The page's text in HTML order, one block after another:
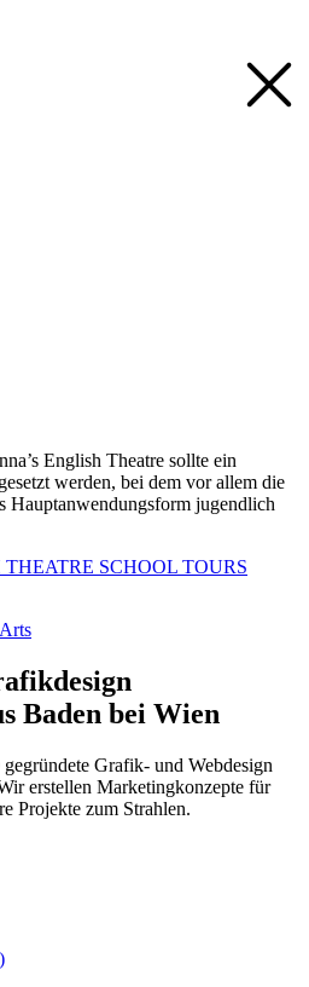
English Theatre sollte ein
werden, bei dem vor allem die
Hauptanwendungsform jugendlich
SCHOOL TOURS
Baden bei Wien
Grafik- und Webdesign
erstellen Marketingkonzepte für
Projekte zum Strahlen.